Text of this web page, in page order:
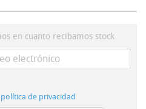
en cuanto recibamos stock
política de privacidad